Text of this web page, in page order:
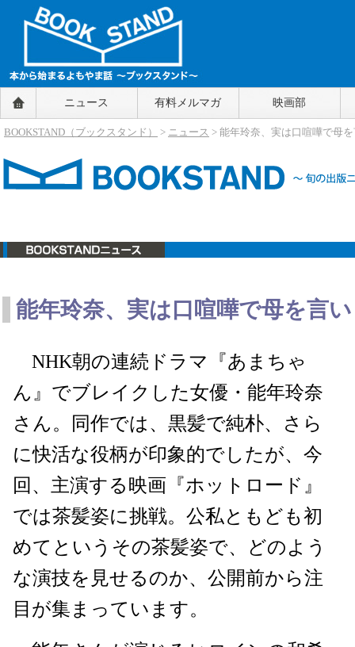
BOOKSTAND（ブックスタンド）
～本から始まるよもやま話～
BOOKSTAND（ブ
ニュース 有料メルマガ 映画部
BOOKSTAND（ブックスタンド） > ニュース > 能年玲奈、実は口喧嘩で母
能年玲奈、実は口喧嘩で母を言
NHK朝の連続ドラマ『あまちゃ
ん』でブレイクした女優・能年玲奈
さん。同作では、黒髪で純朴、さら
に快活な役柄が印象的でしたが、今
回、主演する映画『ホットロード』
では茶髪姿に挑戦。公私ともども初
めてというその茶髪姿で、どのよう
な演技を見せるのか、公開前から注
目が集まっています。